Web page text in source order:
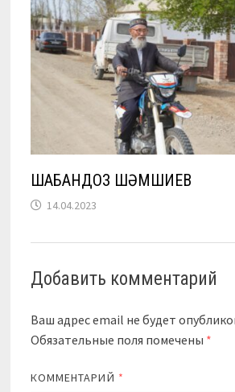
ШАБАНДОЗ ШӘМШИЕВ
14.04.2023
Добавить комментарий
Ваш адрес email не будет
Обязательные поля помечены *
КОММЕНТАРИЙ *